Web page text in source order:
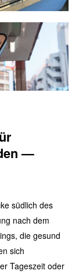
—
südlich des
nach dem
die gesund
sich
Tageszeit oder